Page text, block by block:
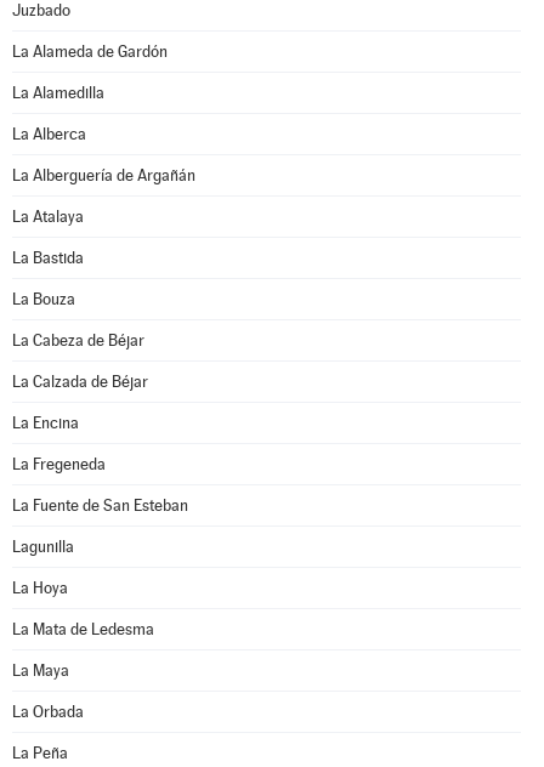
Juzbado
La Alameda de Gardón
La Alamedilla
La Alberca
La Alberguería de Argañán
La Atalaya
La Bastida
La Bouza
La Cabeza de Béjar
La Calzada de Béjar
La Encina
La Fregeneda
La Fuente de San Esteban
Lagunilla
La Hoya
La Mata de Ledesma
La Maya
La Orbada
La Peña